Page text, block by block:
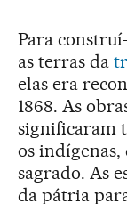
Para
as terras da
elas era
1868. As
significaram
os
sagrado. As
da pátria